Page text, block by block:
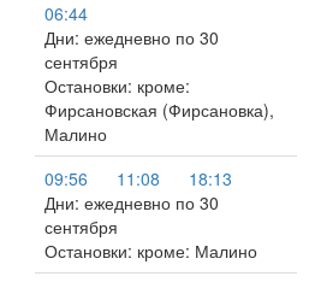
06:44
Дни: ежедневно по 30
сентября
Остановки: кроме:
Фирсановская (Фирсановка),
Малино
09:56
11:08
18:13
Дни: ежедневно по 30
сентября
Остановки: кроме: Малино